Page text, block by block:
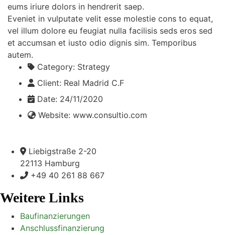
eums iriure dolors in hendrerit saep.
Eveniet in vulputate velit esse molestie cons to equat,
vel illum dolore eu feugiat nulla facilisis seds eros sed
et accumsan et iusto odio dignis sim. Temporibus
autem.
Category: Strategy
Client: Real Madrid C.F
Date: 24/11/2020
Website: www.consultio.com
Liebigstraße 2-20
22113 Hamburg
+49 40 261 88 667
Weitere Links
Baufinanzierungen
Anschlussfinanzierung